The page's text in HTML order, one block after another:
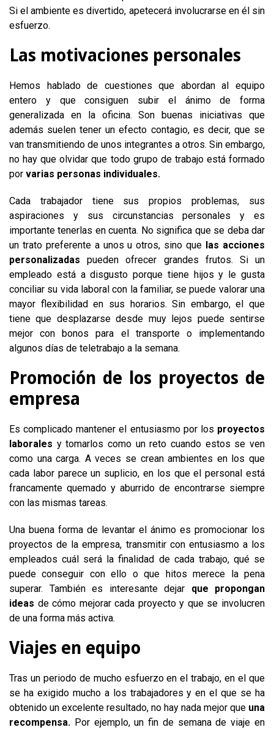
Si el ambiente es divertido, apetecerá involucrarse en él sin
esfuerzo.
Las motivaciones personales
Hemos hablado de cuestiones que abordan al equipo
entero y que consiguen subir el ánimo de forma
generalizada en la oficina. Son buenas iniciativas que
además suelen tener un efecto contagio, es decir, que se
van transmitiendo de unos integrantes a otros. Sin embargo,
no hay que olvidar que todo grupo de trabajo está formado
por varias personas individuales.
Cada trabajador tiene sus propios problemas, sus
aspiraciones y sus circunstancias personales y es
importante tenerlas en cuenta. No significa que se deba dar
un trato preferente a unos u otros, sino que las acciones
personalizadas pueden ofrecer grandes frutos. Si un
empleado está a disgusto porque tiene hijos y le gusta
conciliar su vida laboral con la familiar, se puede valorar una
mayor flexibilidad en sus horarios. Sin embargo, el que
tiene que desplazarse desde muy lejos puede sentirse
mejor con bonos para el transporte o implementando
algunos días de teletrabajo a la semana.
Promoción de los proyectos de
empresa
Es complicado mantener el entusiasmo por los proyectos
laborales y tomarlos como un reto cuando estos se ven
como una carga. A veces se crean ambientes en los que
cada labor parece un suplicio, en los que el personal está
francamente quemado y aburrido de encontrarse siempre
con las mismas tareas.
Una buena forma de levantar el ánimo es promocionar los
proyectos de la empresa, transmitir con entusiasmo a los
empleados cuál será la finalidad de cada trabajo, qué se
puede conseguir con ello o que hitos merece la pena
superar. También es interesante dejar que propongan
ideas de cómo mejorar cada proyecto y que se involucren
de una forma más activa.
Viajes en equipo
Tras un periodo de mucho esfuerzo en el trabajo, en el que
se ha exigido mucho a los trabajadores y en el que se ha
obtenido un excelente resultado, no hay nada mejor que una
recompensa. Por ejemplo, un fin de semana de viaje en